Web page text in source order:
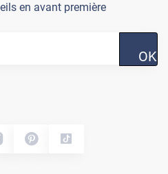
en avant première
OK